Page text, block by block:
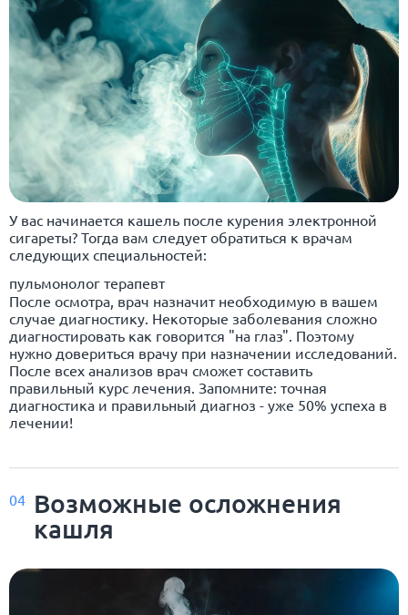
У вас начинается кашель после курения электронной
сигареты? Тогда вам следует обратиться к врачам
следующих специальностей:
пульмонолог терапевт
После осмотра, врач назначит необходимую в вашем
случае диагностику. Некоторые заболевания сложно
диагностировать как говорится "на глаз". Поэтому
нужно довериться врачу при назначении исследований.
После всех анализов врач сможет составить
правильный курс лечения. Запомните: точная
диагностика и правильный диагноз - уже 50% успеха в
лечении!
04 Возможные осложнения
кашля